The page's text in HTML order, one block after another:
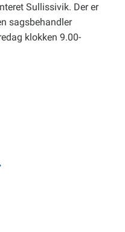
Sullissivik. Der er
sagsbehandler
klokken 9.00-